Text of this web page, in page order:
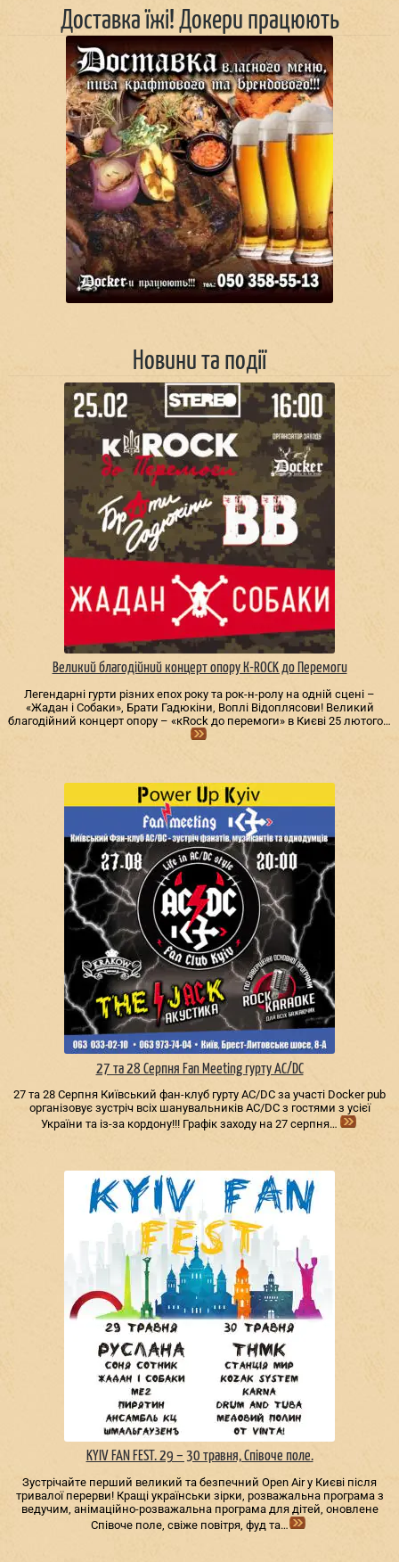
Доставка їжі! Докери працюють
Новини та події
Великий благодійний концерт опору К-ROCK до Перемоги
Легендарні гурти різних епох року та рок-н-ролу на одній сцені –
«Жадан і Собаки», Брати Гадюкіни, Воплі Відоплясови! Великий
благодійний концерт опору – «кRock до перемоги» в Києві 25 лютого…
27 та 28 Серпня Fan Meeting гурту AC/DС
27 та 28 Серпня Київський фан-клуб гурту AC/DС за участі Docker pub
організовує зустріч всіх шанувальників AC/DС з гостями з усієї
України та із-за кордону!!! Графік заходу на 27 серпня…
KYIV FAN FEST. 29 – 30 травня, Співоче поле.
Зустрічайте перший великий та безпечний Open Air у Києві після
тривалої перерви! Кращі українськи зірки, розважальна програма з
ведучим, анімаційно-розважальна програма для дітей, оновлене
Співоче поле, свіже повітря, фуд та…